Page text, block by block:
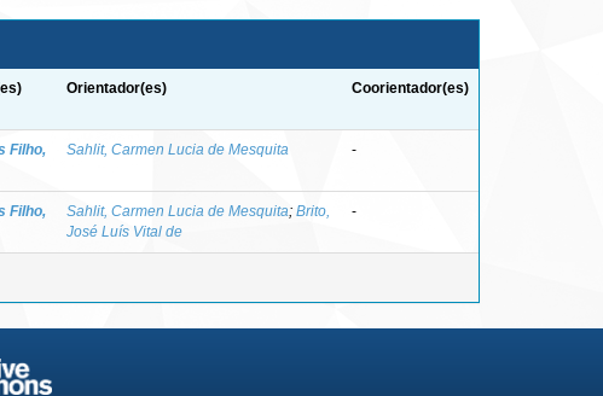
Orientador(es) Coorientador(es)
Filho,
Sahlit, Carmen Lucia de Mesquita -
Filho,
Sahlit, Carmen Lucia de Mesquita; Brito,
José Luís Vital de
-